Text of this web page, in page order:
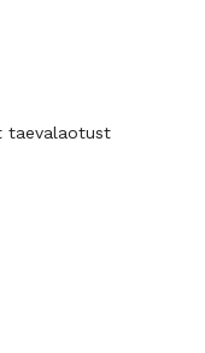
taevalaotust